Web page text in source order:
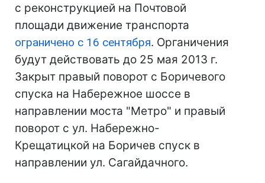
с реконструкцией на Почтовой
площади движение транспорта
ограничено с 16 сентября. Органичения
будут действовать до 25 мая 2013 г.
Закрыт правый поворот с Боричевого
спуска на Набережное шоссе в
направлении моста "Метро" и правый
поворот с ул. Набережно-
Крещатицкой на Боричев спуск в
направлении ул. Сагайдачного.